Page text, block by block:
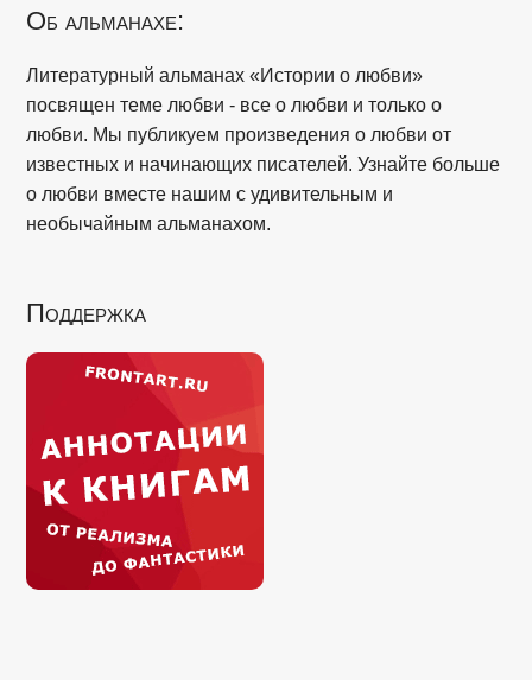
Об альманахе:
Литературный альманах «Истории о любви»
посвящен теме любви - все о любви и только о
любви. Мы публикуем произведения о любви от
известных и начинающих писателей. Узнайте больше
о любви вместе нашим с удивительным и
необычайным альманахом.
Поддержка